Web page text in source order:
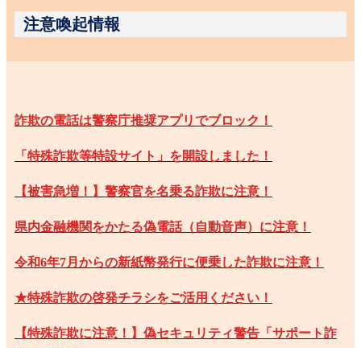
注意喚起情報
詐欺の電話は警察庁推奨アプリでブロック！
「特殊詐欺等特設サイト」を開設しました！
【被害急増！】警察官を名乗る詐欺に注意！
県内金融機関をかたる偽電話（自動音声）に注意！
令和6年7月からの新紙幣発行に便乗した詐欺に注意！
★特殊詐欺の啓発チラシをご活用ください！
【特殊詐欺に注意！】偽セキュリティ警告「サポート詐